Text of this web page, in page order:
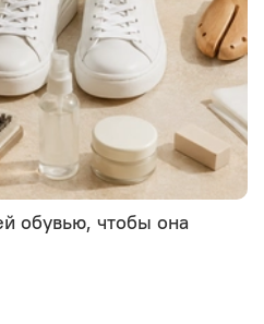
обувью, чтобы она